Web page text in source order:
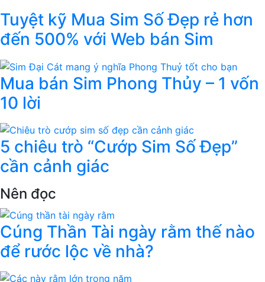
Tuyệt kỹ Mua Sim Số Đẹp rẻ hơn
đến 500% với Web bán Sim
Mua bán Sim Phong Thủy – 1 vốn
10 lời
5 chiêu trò “Cướp Sim Số Đẹp”
cần cảnh giác
Nên đọc
Cúng Thần Tài ngày rằm thế nào
để rước lộc về nhà?